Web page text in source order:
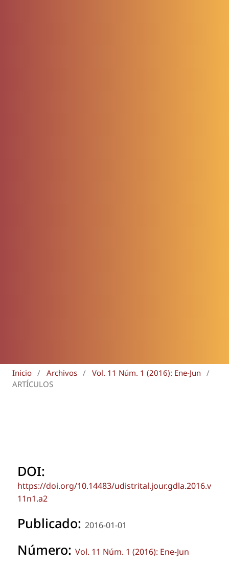
Inicio / Archivos / Vol. 11 Núm. 1 (2016): Ene-Jun
/
ARTÍCULOS
DOI:
https://doi.org/10.14483/udistrital.jour.gdla.2016.v
11n1.a2
Publicado: 2016-01-01
Número: Vol. 11 Núm. 1 (2016): Ene-Jun